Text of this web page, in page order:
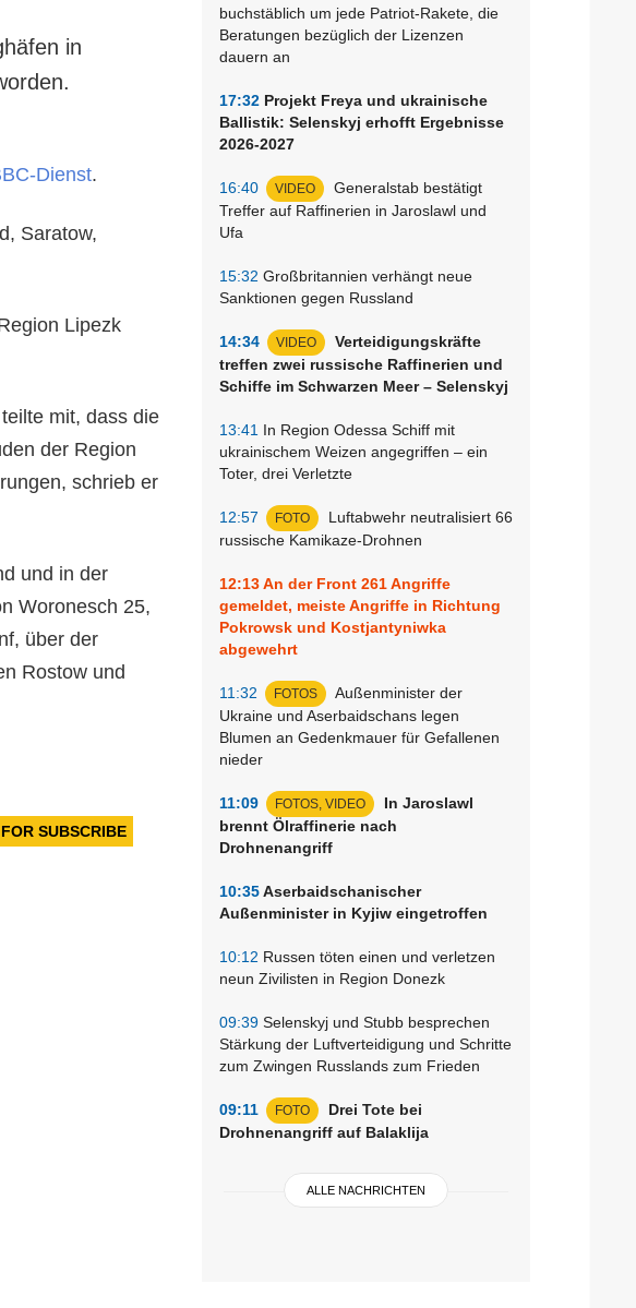
buchstäblich um jede Patriot-Rakete, die
Beratungen bezüglich der Lizenzen
dauern an
17:32 Projekt Freya und ukrainische
Ballistik: Selenskyj erhofft Ergebnisse
2026-2027
16:40 VIDEO
Generalstab bestätigt
Treffer auf Raffinerien in Jaroslawl und
Ufa
15:32 Großbritannien verhängt neue
Sanktionen gegen Russland
14:34 VIDEO
Verteidigungskräfte
treffen zwei russische Raffinerien und
Schiffe im Schwarzen Meer – Selenskyj
13:41 In Region Odessa Schiff mit
ukrainischem Weizen angegriffen – ein
Toter, drei Verletzte
12:57 FOTO
Luftabwehr neutralisiert 66
russische Kamikaze-Drohnen
12:13An der Front 261 Angriffe
gemeldet, meiste Angriffe in Richtung
Pokrowsk und Kostjantyniwka
abgewehrt
11:32 FOTOS
Außenminister der
Ukraine und Aserbaidschans legen
Blumen an Gedenkmauer für Gefallenen
nieder
11:09 FOTOS, VIDEO
In Jaroslawl
brennt Ölraffinerie nach
Drohnenangriff
10:35Aserbaidschanischer
Außenminister in Kyjiw eingetroffen
10:12 Russen töten einen und verletzen
neun Zivilisten in Region Donezk
09:39 Selenskyj und Stubb besprechen
Stärkung der Luftverteidigung und Schritte
zum Zwingen Russlands zum Frieden
09:11 FOTO
Drei Tote bei
Drohnenangriff auf Balaklija
ALLE NACHRICHTEN
in
Dienst.
Saratow,
Lipezk
mit, dass die
der Region
schrieb er
und in der
Woronesch 25,
über der
Rostow und
SUBSCRIBE